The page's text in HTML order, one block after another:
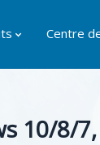
Centre
10/8/